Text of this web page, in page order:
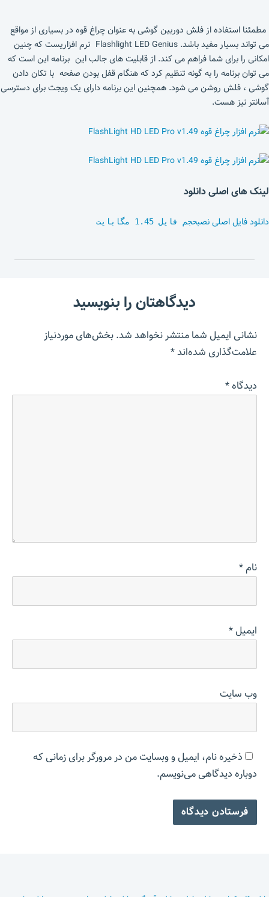
مطمئنا استفاده از فلش دوربین گوشی به عنوان چراغ قوه در بسیاری از مواقع
می تواند بسیار مفید باشد. Flashlight LED Genius نرم افزاریست که چنین
امکانی را برای شما فراهم می کند. از قابلیت های جالب این برنامه این است که
می توان برنامه را به گونه تنظیم کرد که هنگام قفل بودن صفحه با تکان دادن
گوشی ، فلش روشن می شود. همچنین این برنامه دارای یک ویجت برای دسترسی
آسانتر نیز هست.
لینک های اصلی دانلود
دانلود فایل اصلی نصبحجم فایل 1.45 مگابایت
دیدگاهتان را بنویسید
نشانی ایمیل شما منتشر نخواهد شد.بخش‌های موردنیاز
علامت‌گذاری شده‌اند*
دیدگاه*
نام*
ایمیل*
وب‌ سایت
ذخیره نام، ایمیل و وبسایت من در مرورگر برای زمانی که
دوباره دیدگاهی می‌نویسم.